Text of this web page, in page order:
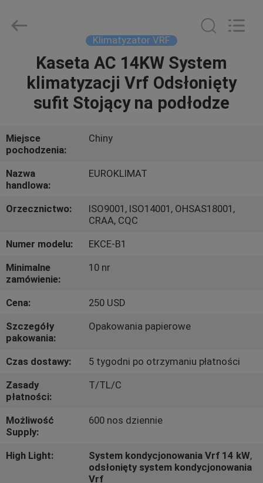
PRODUKTY
O
NAS
WYCIECZKA
PO
FABRYCE
KONTROLA
SKONTAKTUJ
SIĘ
Z
NAMI
POPROSIĆ
O
WYCENĘ
dostawca.
Copyright
ekhvacsystems.com.
Klimatyzator VRF
Kaseta AC 14KW System
klimatyzacji Vrf Odsłonięty
sufit Stojący na podłodze
Miejsce
pochodzenia:
Chiny
Nazwa
handlowa:
EUROKLIMAT
Orzecznictwo:
ISO9001, ISO14001, OHSAS18001,
CRAA, CQC
Numer modelu:
EKCE-B1
Minimalne
zamówienie:
10 nr
Cena:
250 USD
Szczegóły
pakowania:
Opakowania papierowe
Czas dostawy:
5 tygodni po otrzymaniu płatności
Zasady
płatności:
T/TL/C
Możliwość
Supply:
600 nos dziennie
High Light: System kondycjonowania Vrf 14 kW,
odsłonięty system kondycjonowania
Vrf